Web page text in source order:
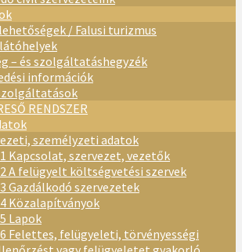
/ Falusi turizmus
– és szolgáltatáshegyzék
információk
RENDSZER
személyzeti adatok
Kapcsolat, szervezet, vezetők
A felügyelt költségvetési szervek
Gazdálkodó szervezetek
Közalapítványok
Lapok
Felettes, felügyeleti, törvényességi